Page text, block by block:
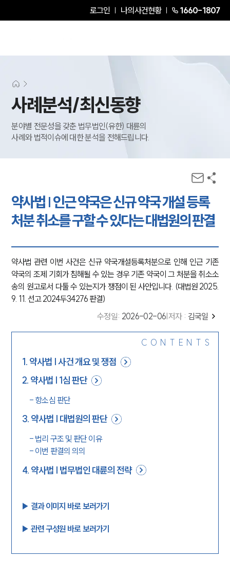
로그인 나의사건현황 1660-1807
사례분석/최신동향
분야별 전문성을 갖춘 법무법인(유한) 대륜의
사례와 법적이슈에 대한 분석을 전해드립니다.
약사법 | 인근 약국은 신규 약국 개설 등록
처분 취소를 구할 수 있다는 대법원의 판결
약사법 관련 이번 사건은 신규 약국개설등록처분으로 인해 인근 기존
약국의 조제 기회가 침해될 수 있는 경우 기존 약국이 그 처분을 취소소
송의 원고로서 다툴 수 있는지가 쟁점이 된 사안입니다. (대법원 2025.
9. 11. 선고 2024두34276 판결)
수정일: 2026-02-06 저자 : 김국일
CONTENTS
1. 약사법 | 사건 개요 및 쟁점
2. 약사법 | 1심 판단
- 항소심 판단
3. 약사법 | 대법원의 판단
- 법리 구조 및 판단 이유
- 이번 판결의 의의
4. 약사법 | 법무법인 대륜의 전략
▶︎ 결과 이미지 바로 보러가기
▶︎ 관련 구성원 바로 보러가기